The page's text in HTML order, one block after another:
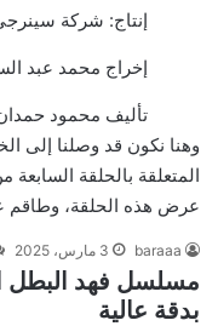
إنتاج: شركة
إخراج محمد عبد
تأليف محمود
وهنا نكون قد وصلنا إلى
المتعلقة بالحلقة
عرض هذه الحلقة،
baraaa 3 مارس، 2025
بدقة عالية